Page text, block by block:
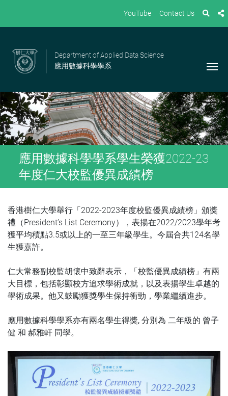
YouTube Contact Us
Department of Applied Data Science
應用數據科學學系
應用數據科學學系學生榮獲2022-23
年度仁大校監優異成績榜
香港樹仁大學舉行「2022-2023年度校監優異成績榜」頒獎
禮（President’s List Ceremony），表揚在2022/2023學年考
獲平均積點3.5或以上的一至三年級學生。今屆合共124名學
生獲嘉許。
仁大常務副校監胡懷中致辭表示，「校監優異成績榜」有兩
大目標，包括彰顯校方追求學術成就，以及表揚學生卓越的
學術成果。他又鼓勵獲獎學生保持衝勁，學業繼續進步。
應用數據科學學系亦有兩名學生得獎, 分別為 二年級的 曾子
健 和 郝雅軒 同學。